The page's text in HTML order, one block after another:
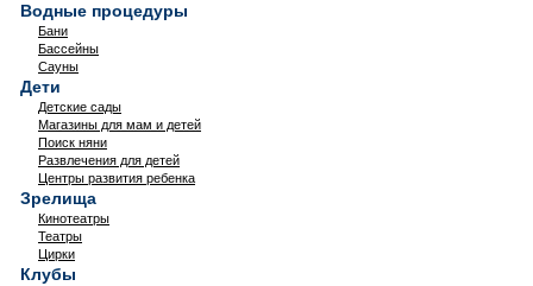
Водные процедуры
Бани
Бассейны
Сауны
Дети
Детские сады
Магазины для мам и детей
Поиск няни
Развлечения для детей
Центры развития ребенка
Зрелища
Кинотеатры
Театры
Цирки
Клубы